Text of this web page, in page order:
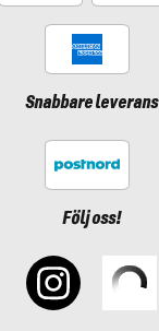
Snabbare leverans
Följ oss!